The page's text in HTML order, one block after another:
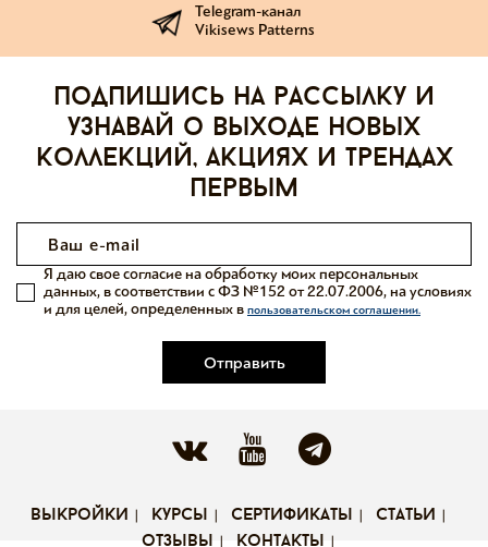
Telegram-канал
Vikisews Patterns
Подпишись на рассылку и
узнавай о выходе новых
коллекций, акциях и трендах
первым
Отправить
Я даю свое согласие на обработку моих персональных
данных, в соответствии с ФЗ №152 от 22.07.2006, на условиях
и для целей, определенных в пользовательском соглашении.
выкройки курсы сертификаты
статьи
отзывы
контакты